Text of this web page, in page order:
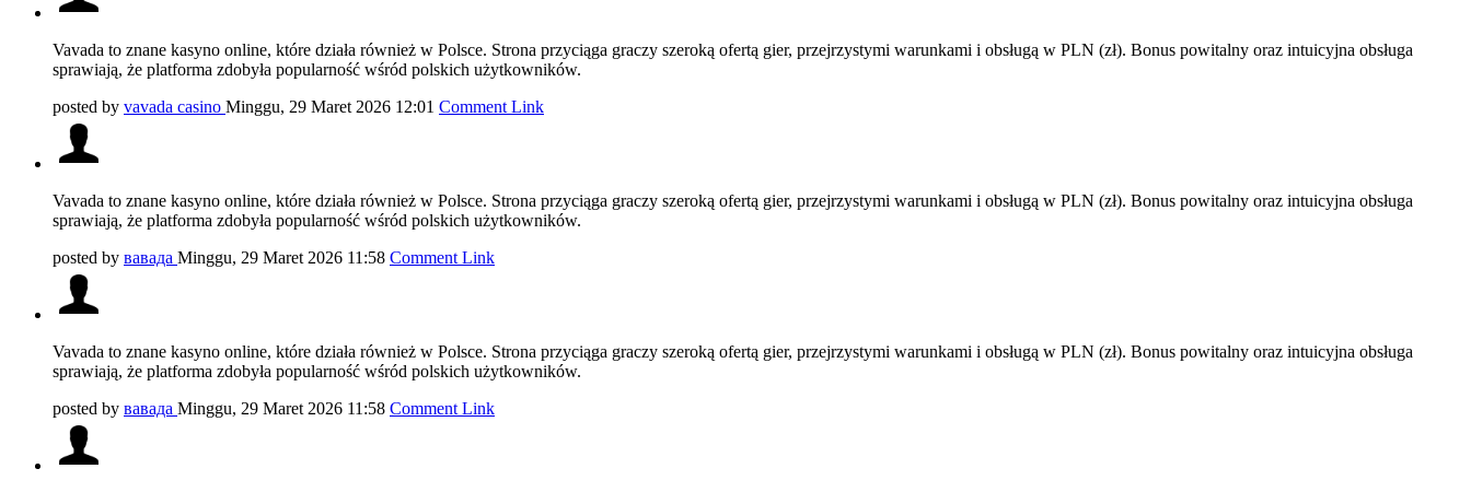
Vavada to znane kasyno online, które działa również w Polsce. Strona przyciąga graczy szeroką ofertą gier, przejrzystymi warunkami i obsługą w PLN (zł). Bonus powitalny oraz intuicyjna obsługa
sprawiają, że platforma zdobyła popularność wśród polskich użytkowników.
posted by vavada casino Minggu, 29 Maret 2026 12:01 Comment Link
Vavada to znane kasyno online, które działa również w Polsce. Strona przyciąga graczy szeroką ofertą gier, przejrzystymi warunkami i obsługą w PLN (zł). Bonus powitalny oraz intuicyjna obsługa
sprawiają, że platforma zdobyła popularność wśród polskich użytkowników.
posted by вавада Minggu, 29 Maret 2026 11:58 Comment Link
Vavada to znane kasyno online, które działa również w Polsce. Strona przyciąga graczy szeroką ofertą gier, przejrzystymi warunkami i obsługą w PLN (zł). Bonus powitalny oraz intuicyjna obsługa
sprawiają, że platforma zdobyła popularność wśród polskich użytkowników.
posted by вавада Minggu, 29 Maret 2026 11:58 Comment Link